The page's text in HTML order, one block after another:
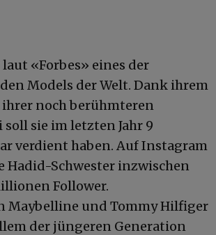
«Forbes» eines der
Models der Welt. Dank ihrem
ihrer noch berühmteren
soll sie im letzten Jahr 9
verdient haben. Auf Instagram
Hadid-Schwester inzwischen
Follower.
Maybelline und Tommy Hilfiger
der jüngeren Generation